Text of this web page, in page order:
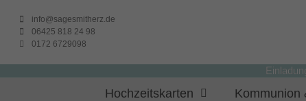
info@sagesmitherz.de
06425 818 24 98
0172 6729098
Hochzeitskarten Kommunion